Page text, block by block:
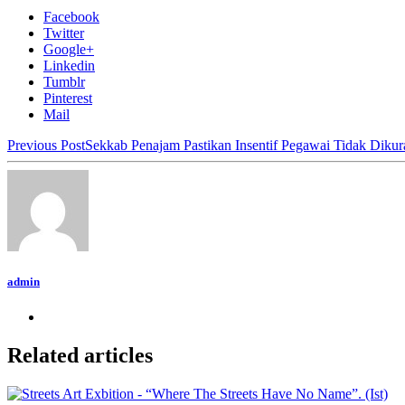
Facebook
Twitter
Google+
Linkedin
Tumblr
Pinterest
Mail
Previous PostSekkab Penajam Pastikan Insentif Pegawai Tidak
admin
Related articles